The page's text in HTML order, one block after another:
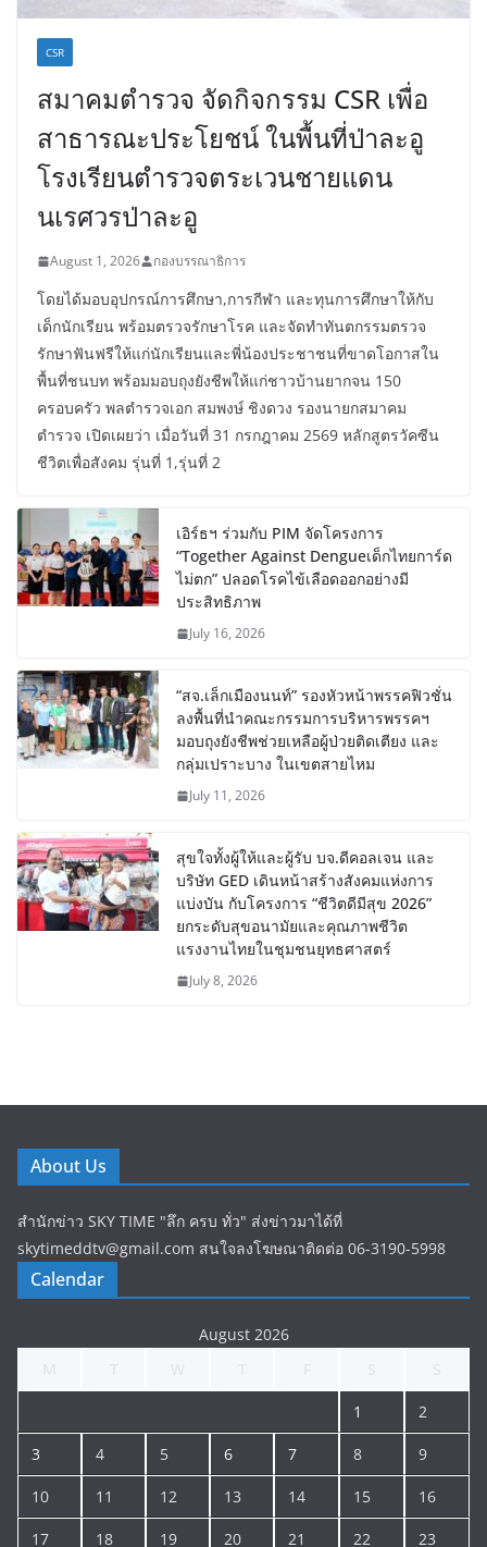
CSR
สมาคมตำรวจ จัดกิจกรรม CSR เพื่อ
สาธารณะประโยชน์ ในพื้นที่ป่าละอู
โรงเรียนตำรวจตระเวนชายแดน
นเรศวรป่าละอู
August 1, 2026 กองบรรณาธิการ
โดยได้มอบอุปกรณ์การศึกษา,การกีฬา และทุนการศึกษาให้กับ
เด็กนักเรียน พร้อมตรวจรักษาโรค และจัดทำทันตกรรมตรวจ
รักษาฟันฟรีให้แก่นักเรียนและพี่น้องประชาชนที่ขาดโอกาสใน
พื้นที่ชนบท พร้อมมอบถุงยังชีพให้แก่ชาวบ้านยากจน 150
ครอบครัว พลตำรวจเอก สมพงษ์ ชิงดวง รองนายกสมาคม
ตำรวจ เปิดเผยว่า เมื่อวันที่ 31 กรกฎาคม 2569 หลักสูตรวัคซีน
ชีวิตเพื่อสังคม รุ่นที่ 1,รุ่นที่ 2
เอิร์ธฯ ร่วมกับ PIM จัดโครงการ
“Together Against Dengueเด็กไทยการ์ด
ไม่ตก” ปลอดโรคไข้เลือดออกอย่างมี
ประสิทธิภาพ
July 16, 2026
“สจ.เล็กเมืองนนท์” รองหัวหน้าพรรคฟิวชั่น
ลงพื้นที่นำคณะกรรมการบริหารพรรคฯ
มอบถุงยังชีพช่วยเหลือผู้ป่วยติดเตียง และ
กลุ่มเปราะบาง ในเขตสายไหม
July 11, 2026
สุขใจทั้งผู้ให้และผู้รับ บจ.ดีคอลเจน และ
บริษัท GED เดินหน้าสร้างสังคมแห่งการ
แบ่งบัน​ กับโครงการ “ชีวิตดีมีสุข 2026”
ยกระดับสุขอนามัยและคุณภาพชีวิต
แรงงานไทยในชุมชนยุทธศาสตร์
July 8, 2026
About Us
สำนักข่าว SKY TIME "ลึก ครบ ทั่ว" ส่งข่าวมาได้ที่
skytimeddtv@gmail.com สนใจลงโฆษณาติดต่อ 06-3190-5998
Calendar
August 2026
1 2
3 4 5 6 7 8 9
10 11 12 13 14 15 16
17 18 19 20 21 22 23